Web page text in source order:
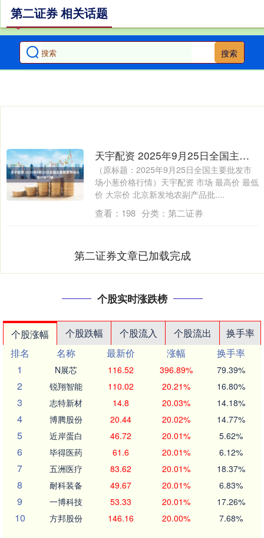
搜索
第二证券 相关话题
天宇配资 2025年9月25日全国主要批发市场小葱价格行情
（原标题：2025年9月25日全国主要批发市
场小葱价格行情）天宇配资 市场 最高价 最低
价 大宗价 北京新发地农副产品批....
查看： 198 分类： 第二证券
第二证券文章已加载完成
个股实时涨跌榜
个股涨幅 个股跌幅 个股流入 个股流出
换手率
排名
名称 最新价 涨幅
换手率
1
N展芯 116.52 396.89% 79.39%
2 锐翔智能 110.02 20.21% 16.80%
3 志特新材 14.8 20.03% 14.18%
4 博腾股份 20.44 20.02% 14.77%
5 近岸蛋白 46.72 20.01% 5.62%
6 毕得医药 61.6 20.01% 6.12%
7 五洲医疗 83.62 20.01% 18.37%
8 耐科装备 49.67 20.01% 6.83%
9 一博科技 53.33 20.01% 17.26%
10 方邦股份 146.16 20.00% 7.68%